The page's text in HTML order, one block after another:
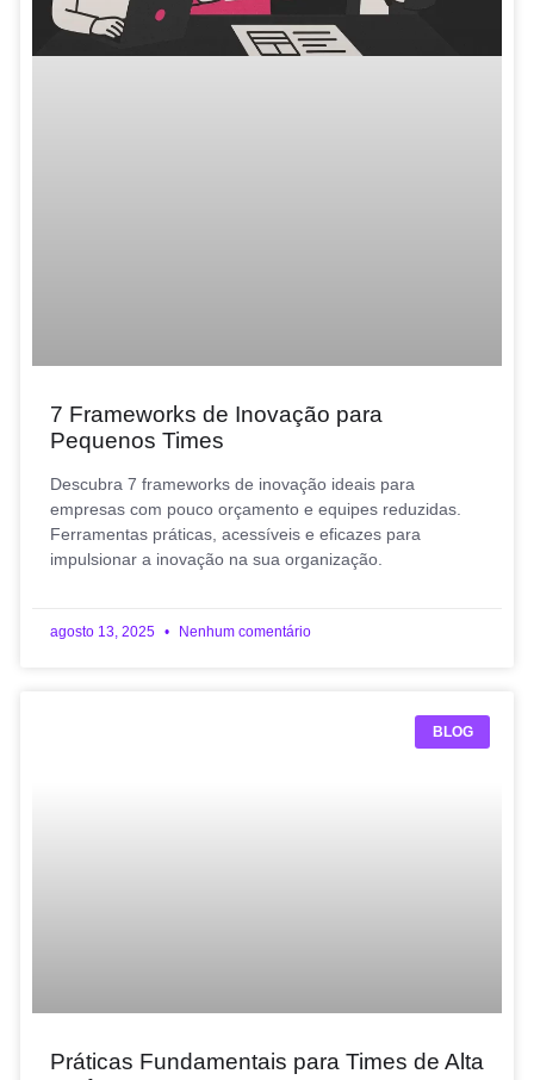
7 Frameworks de Inovação para
Pequenos Times
Descubra 7 frameworks de inovação ideais para
empresas com pouco orçamento e equipes reduzidas.
Ferramentas práticas, acessíveis e eficazes para
impulsionar a inovação na sua organização.
agosto 13, 2025 Nenhum comentário
BLOG
Práticas Fundamentais para Times de Alta